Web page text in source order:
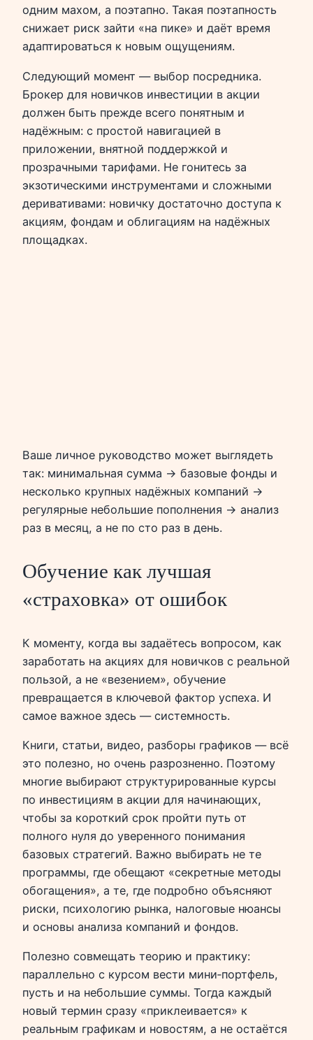
одним махом, а поэтапно. Такая поэтапность
снижает риск зайти «на пике» и даёт время
адаптироваться к новым ощущениям.
Следующий момент — выбор посредника.
Брокер для новичков инвестиции в акции
должен быть прежде всего понятным и
надёжным: с простой навигацией в
приложении, внятной поддержкой и
прозрачными тарифами. Не гонитесь за
экзотическими инструментами и сложными
деривативами: новичку достаточно доступа к
акциям, фондам и облигациям на надёжных
площадках.
Ваше личное руководство может выглядеть
так: минимальная сумма → базовые фонды и
несколько крупных надёжных компаний →
регулярные небольшие пополнения → анализ
раз в месяц, а не по сто раз в день.
Обучение как лучшая
«страховка» от ошибок
К моменту, когда вы задаётесь вопросом, как
заработать на акциях для новичков с реальной
пользой, а не «везением», обучение
превращается в ключевой фактор успеха. И
самое важное здесь — системность.
Книги, статьи, видео, разборы графиков — всё
это полезно, но очень разрозненно. Поэтому
многие выбирают структурированные курсы
по инвестициям в акции для начинающих,
чтобы за короткий срок пройти путь от
полного нуля до уверенного понимания
базовых стратегий. Важно выбирать не те
программы, где обещают «секретные методы
обогащения», а те, где подробно объясняют
риски, психологию рынка, налоговые нюансы
и основы анализа компаний и фондов.
Полезно совмещать теорию и практику:
параллельно с курсом вести мини‑портфель,
пусть и на небольшие суммы. Тогда каждый
новый термин сразу «приклеивается» к
реальным графикам и новостям, а не остаётся